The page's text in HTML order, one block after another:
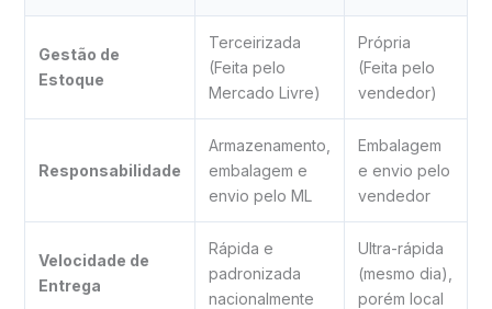
Gestão de
Estoque
Terceirizada
(Feita pelo
Mercado Livre)
Própria
(Feita pelo
vendedor)
Responsabilidade
Armazenamento,
embalagem e
envio pelo ML
Embalagem
e envio pelo
vendedor
Velocidade de
Entrega
Rápida e
padronizada
nacionalmente
Ultra-rápida
(mesmo dia),
porém local